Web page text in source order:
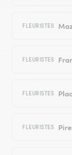
FLEURISTES
FLEURISTES
FLEURISTES
FLEURISTES